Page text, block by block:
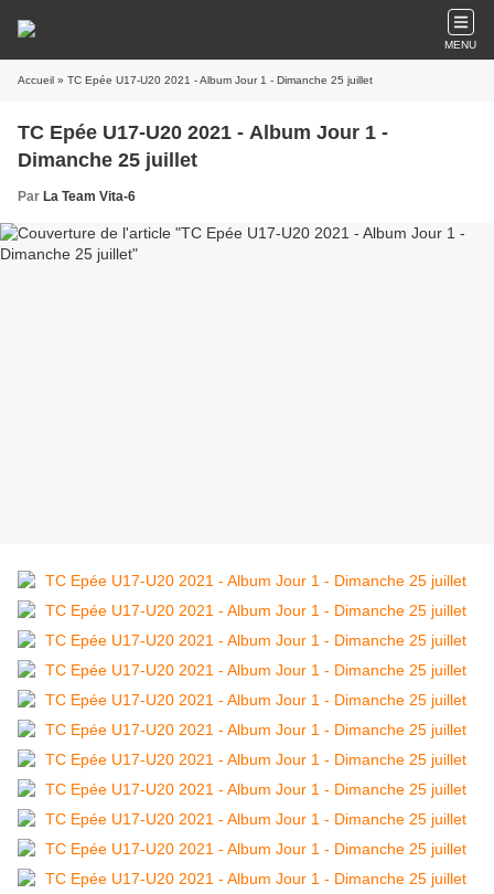
MENU
Accueil » TC Epée U17-U20 2021 - Album Jour 1 - Dimanche 25 juillet
TC Epée U17-U20 2021 - Album Jour 1 -
Dimanche 25 juillet
Par La Team Vita-6